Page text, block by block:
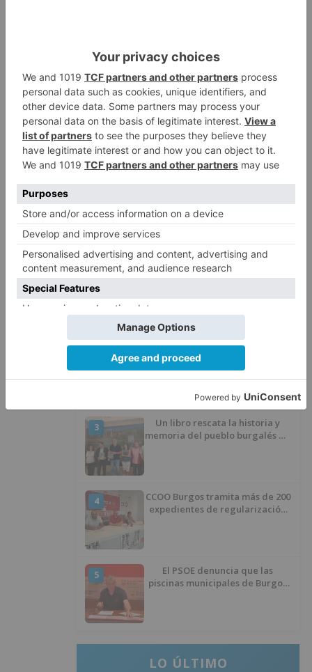
colaborar o quieres recibir información, puedes
hacerlo en el correo electrónico
acogidasprote@hotmail.como ensu página
web.
protectora colapsa gatitos solicita
casas
acogida
LO + VISTO
1
Barrio (PSOE) denuncia que la
“una foto” y no a la culminación
del proyecto
El poblado de El Encuentro de
Burgos a punto de culminar su
proceso de realojo
3
Un libro rescata la historia y
memoria del pueblo burgalés de
4
CCOO Burgos tramita más de 200
expedientes de regularización
5
El PSOE denuncia que las
piscinas municipales de Burgos
LO ÚLTIMO